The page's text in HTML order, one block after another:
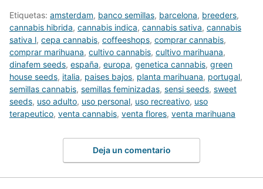
Etiquetas: amsterdam, banco semillas, barcelona, breeders,
cannabis hibrida, cannabis indica, cannabis sativa, cannabis
sativa l, cepa cannabis, coffeeshops, comprar cannabis,
comprar marihuana, cultivo cannabis, cultivo marihuana,
dinafem seeds, españa, europa, genetica cannabis, green
house seeds, italia, paises bajos, planta marihuana, portugal,
semillas cannabis, semillas feminizadas, sensi seeds, sweet
seeds, uso adulto, uso personal, uso recreativo, uso
terapeutico, venta cannabis, venta flores, venta marihuana
Deja un comentario